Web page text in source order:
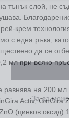
тънък слой, не
крем
с една ръка,
да се
мл при всяко
на 200 мл
Activ,
(цинков оксид)
За да